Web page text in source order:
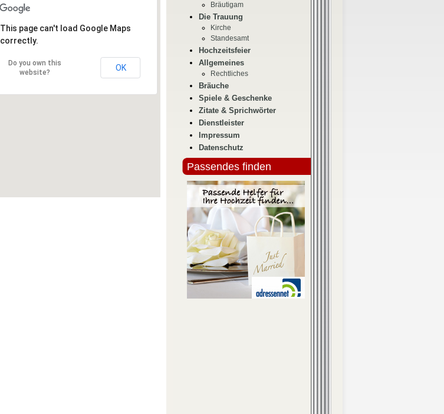
This page can't load Google Maps
correctly.
Do you own this
website?
OK
Bräutigam
Die Trauung
Kirche
Standesamt
Hochzeitsfeier
Allgemeines
Rechtliches
Bräuche
Spiele & Geschenke
Zitate & Sprichwörter
Dienstleister
Impressum
Datenschutz
Passendes finden